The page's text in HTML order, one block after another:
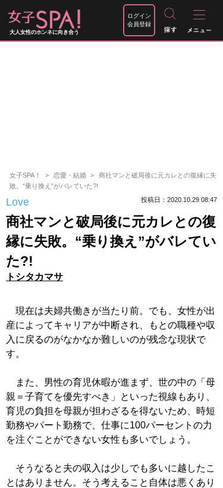
大人女性のホンネに向き合う
ログイン
会員登録
女子SPA！ 恋愛・結婚
商社マンと破局後に元カレとの復縁に失
敗。“乗り換え”がバレていた?!
Love 投稿日：2020.10.29 08:47
商社マンと破局後に元カレとの復
縁に失敗。“乗り換え”がバレてい
た?!
トシタカマサ
現在は夫婦共働きが当たり前。でも、女性が出
産によってキャリアが中断され、もとの職種や収
入に戻るのがなかなか難しいのが残念な現状で
す。
また、男性の育児休暇が進まず、世の中の「母
親＝子育てを優先すべき」といった視線もあり、
育児の負担を母親が担わざるを得ないため、時短
勤務やパート勤務で、仕事に100パーセントの力
を注ぐことができない女性も多いでしょう。
そうなると夫の収入は少しでも多いに越したこ
とはありません。そう考えること自体は悪くあり